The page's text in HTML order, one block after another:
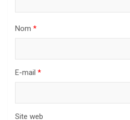
Nom *
E-mail *
Site web